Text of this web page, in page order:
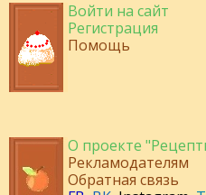
Войти на сайт
Регистрация
Помощь
О проекте
Рекламодателям
Обратная связь